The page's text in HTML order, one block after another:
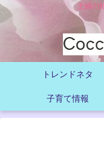
主婦の
トレンドネタ
子育て情報